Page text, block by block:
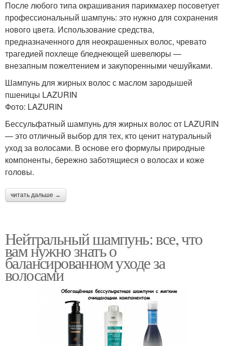
После любого типа окрашивания парикмахер посоветует
профессиональный шампунь: это нужно для сохранения
нового цвета. Использование средства,
предназначенного для неокрашенных волос, чревато
трагедией похлеще бледнеющей шевелюры —
внезапным пожелтением и закупоренными чешуйками.
Шампунь для жирных волос с маслом зародышей
пшеницы LAZURIN
Фото: LAZURIN
Бессульфатный шампунь для жирных волос от LAZURIN
— это отличный выбор для тех, кто ценит натуральный
уход за волосами. В основе его формулы природные
компоненты, бережно заботящиеся о волосах и коже
головы.
читать дальше →
Нейтральный шампунь: все, что
вам нужно знать о
балансированном уходе за
волосами